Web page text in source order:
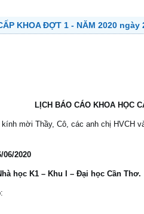
KHOA ĐỢT 1 - NĂM 2020 ngày
HỌC CẤP KHOA
Thầy, Cô, các anh chị HVCH và
06/2020
học K1 – Khu I – Đại học Cần Thơ.